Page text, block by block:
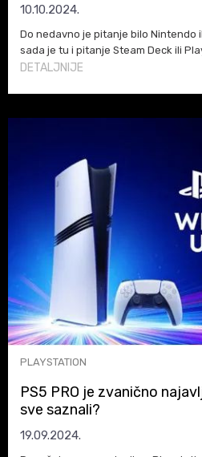
10.10.2024.
Do nedavno je pitanje bilo Nintendo
sada je tu i pitanje Steam Deck ili
realnije bilo Nintendo ili Steam Deck!
DETALJNIJE
PLAYSTATION
PS5 PRO je zvanično
sve saznali?
19.09.2024.